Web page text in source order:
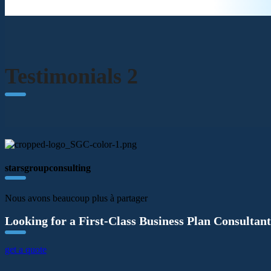
Testimonials 2
starsgroupconsulting
Nous avons beaucoup plus à partager
Looking for a First-Class Business Plan
get a quote